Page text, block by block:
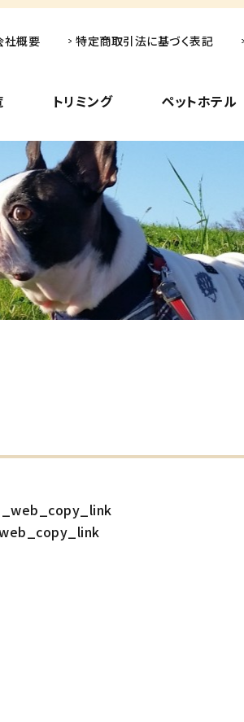
トリミング ペットホテル
社概要 特定商取引法に基づく表記